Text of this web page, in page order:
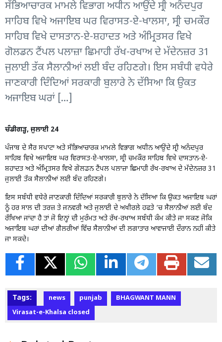
ਸੱਭਿਆਚਾਰਕ ਮਾਮਲੇ ਵਿਭਾਗ ਅਧੀਨ ਆਉਂਦੇ ਸ੍ਰੀ ਅਨੰਦਪੁਰ
ਸਾਹਿਬ ਵਿਖੇ ਅਜਾਇਬ ਘਰ ਵਿਰਾਸਤ-ਏ-ਖਾਲਸਾ, ਸ੍ਰੀ ਚਮਕੌਰ
ਸਾਹਿਬ ਵਿਖੇ ਦਾਸਤਾਨ-ਏ-ਸ਼ਹਾਦਤ ਅਤੇ ਅੰਮ੍ਰਿਤਸਰ ਵਿਖੇ
ਗੋਲਡਨ ਟੈਂਪਲ ਪਲਾਜ਼ਾ ਛਿਮਾਹੀ ਰੱਖ-ਰਖਾਅ ਦੇ ਮੱਦੇਨਜ਼ਰ 31
ਜੁਲਾਈ ਤੱਕ ਸੈਲਾਨੀਆਂ ਲਈ ਬੰਦ ਰਹਿਣਗੇ। ਇਸ ਸਬੰਧੀ ਵਧੇਰੇ
ਜਾਣਕਾਰੀ ਦਿੰਦਿਆਂ ਸਰਕਾਰੀ ਬੁਲਾਰੇ ਨੇ ਦੱਸਿਆ ਕਿ ਉਕਤ
ਅਜਾਇਬ ਘਰਾਂ […]
ਚੰਡੀਗੜ੍ਹ, ਜੁਲਾਈ 24
ਪੰਜਾਬ ਦੇ ਸੈਰ ਸਪਾਟਾ ਅਤੇ ਸੱਭਿਆਚਾਰਕ ਮਾਮਲੇ ਵਿਭਾਗ ਅਧੀਨ ਆਉਂਦੇ ਸ੍ਰੀ ਅਨੰਦਪੁਰ
ਸਾਹਿਬ ਵਿਖੇ ਅਜਾਇਬ ਘਰ ਵਿਰਾਸਤ-ਏ-ਖਾਲਸਾ, ਸ੍ਰੀ ਚਮਕੌਰ ਸਾਹਿਬ ਵਿਖੇ ਦਾਸਤਾਨ-ਏ-
ਸ਼ਹਾਦਤ ਅਤੇ ਅੰਮ੍ਰਿਤਸਰ ਵਿਖੇ ਗੋਲਡਨ ਟੈਂਪਲ ਪਲਾਜ਼ਾ ਛਿਮਾਹੀ ਰੱਖ-ਰਖਾਅ ਦੇ ਮੱਦੇਨਜ਼ਰ 31
ਜੁਲਾਈ ਤੱਕ ਸੈਲਾਨੀਆਂ ਲਈ ਬੰਦ ਰਹਿਣਗੇ।
ਇਸ ਸਬੰਧੀ ਵਧੇਰੇ ਜਾਣਕਾਰੀ ਦਿੰਦਿਆਂ ਸਰਕਾਰੀ ਬੁਲਾਰੇ ਨੇ ਦੱਸਿਆ ਕਿ ਉਕਤ ਅਜਾਇਬ ਘਰਾਂ
ਨੂੰ ਹਰ ਸਾਲ ਦੀ ਤਰਜ਼ ਤੇ ਜਨਵਰੀ ਅਤੇ ਜੁਲਾਈ ਦੇ ਅਖੀਰਲੇ ਹਫਤੇ ‘ਚ ਸੈਲਾਨੀਆਂ ਲਈ ਬੰਦ
ਰੱਖਿਆ ਜਾਂਦਾ ਹੈ ਤਾਂ ਜੋ ਇਨ੍ਹਾਂ ਦੀ ਮੁਰੰਮਤ ਅਤੇ ਰੱਖ-ਰਖਾਅ ਸਬੰਧੀ ਕੰਮ ਕੀਤੇ ਜਾ ਸਕਣ ਜੋਕਿ
ਅਜਾਇਬ ਘਰਾਂ ਦੀਆਂ ਗੈਲਰੀਆਂ ਵਿੱਚ ਸੈਲਾਨੀਆਂ ਦੀ ਲਗਾਤਾਰ ਆਵਾਜਾਈ ਦੌਰਾਨ ਨਹੀਂ ਕੀਤੇ
ਜਾ ਸਕਦੇ।
Tags: news punjab
BHAGWANT MANN
Virasat-e-Khalsa closed